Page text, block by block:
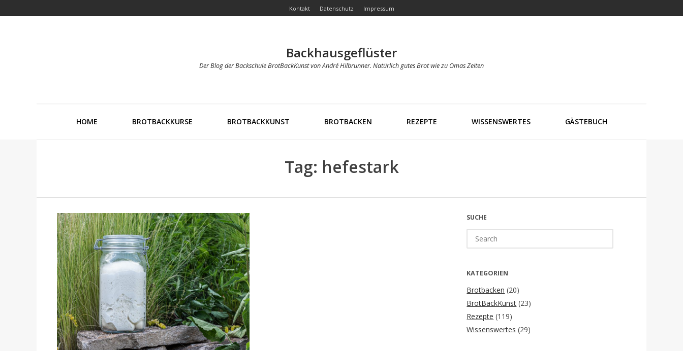
Kontakt Datenschutz Impressum
Backhausgeflüster
Der Blog der Backschule BrotBackKunst von André Hilbrunner. Natürlich gutes Brot wie zu Omas Zeiten
HOME BROTBACKKURSE BROTBACKKUNST BROTBACKEN REZEPTE WISSENSWERTES GÄSTEBUCH
Tag: hefestark
SUCHE
for:
KATEGORIEN
Brotbacken (20)
BrotBackKunst (23)
Rezepte (119)
Wissenswertes (29)